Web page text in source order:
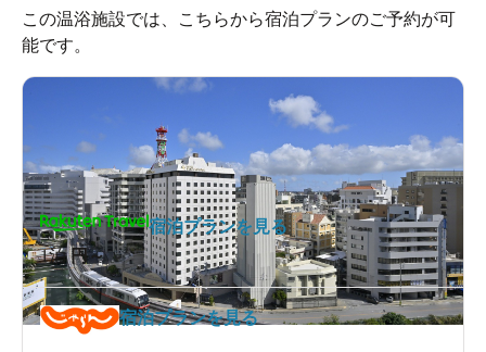
※ランチタイムは日曜・祝祭日休み
※全て消費税込みで表示しております。
※全席禁煙（ディナータイムの個室のみ応相談）
この温浴施設では、こちらから宿泊プランのご予約が可
能です。
1泊円～
宿泊プランを見る
宿泊プランを見る